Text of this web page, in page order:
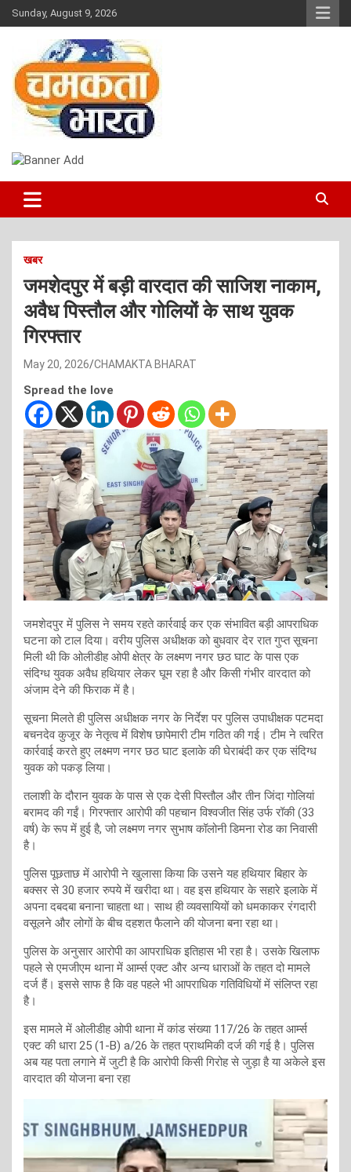
Skip
to
Sunday, August 9, 2026
CHAMAKTA BHARAT
खबर
जमशेदपुर में बड़ी वारदात की साजिश नाकाम,
अवैध पिस्तौल और गोलियों के साथ युवक
गिरफ्तार
May 20, 2026 CHAMAKTA BHARAT
Spread the love
जमशेदपुर में पुलिस ने समय रहते कार्रवाई कर एक संभावित बड़ी आपराधिक
घटना को टाल दिया। वरीय पुलिस अधीक्षक को बुधवार देर रात गुप्त सूचना
मिली थी कि ओलीडीह ओपी क्षेत्र के लक्ष्मण नगर छठ घाट के पास एक
संदिग्ध युवक अवैध हथियार लेकर घूम रहा है और किसी गंभीर वारदात को
अंजाम देने की फिराक में है।
सूचना मिलते ही पुलिस अधीक्षक नगर के निर्देश पर पुलिस उपाधीक्षक पटमदा
बचनदेव कुजूर के नेतृत्व में विशेष छापेमारी टीम गठित की गई। टीम ने त्वरित
कार्रवाई करते हुए लक्ष्मण नगर छठ घाट इलाके की घेराबंदी कर एक संदिग्ध
युवक को पकड़ लिया।
तलाशी के दौरान युवक के पास से एक देसी पिस्तौल और तीन जिंदा गोलियां
बरामद की गईं। गिरफ्तार आरोपी की पहचान विश्वजीत सिंह उर्फ रॉकी (33
वर्ष) के रूप में हुई है, जो लक्ष्मण नगर सुभाष कॉलोनी डिमना रोड का निवासी
है।
पुलिस पूछताछ में आरोपी ने खुलासा किया कि उसने यह हथियार बिहार के
बक्सर से 30 हजार रुपये में खरीदा था। वह इस हथियार के सहारे इलाके में
अपना दबदबा बनाना चाहता था। साथ ही व्यवसायियों को धमकाकर रंगदारी
वसूलने और लोगों के बीच दहशत फैलाने की योजना बना रहा था।
पुलिस के अनुसार आरोपी का आपराधिक इतिहास भी रहा है। उसके खिलाफ
पहले से एमजीएम थाना में आर्म्स एक्ट और अन्य धाराओं के तहत दो मामले
दर्ज हैं। इससे साफ है कि वह पहले भी आपराधिक गतिविधियों में संलिप्त रहा
है।
इस मामले में ओलीडीह ओपी थाना में कांड संख्या 117/26 के तहत आर्म्स
एक्ट की धारा 25 (1-B) a/26 के तहत प्राथमिकी दर्ज की गई है। पुलिस
अब यह पता लगाने में जुटी है कि आरोपी किसी गिरोह से जुड़ा है या अकेले इस
वारदात की योजना बना रहा